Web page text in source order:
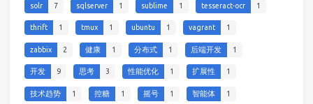
solr 7 sqlserver 1 sublime 1 tesseract-ocr 1
thrift 1 tmux 1 ubuntu 1 vagrant 1
zabbix 2 健康 1 分布式 1 后端开发 1
开发 9 思考 3 性能优化 1 扩展性 1
技术趋势 1 控糖 1 摇号 1 智能体 1